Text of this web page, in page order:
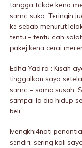
tangga takde kena
sama suka. Teringin
ke sebab menurut
tentu – tentu dah
pakej kena cerai
Edha Yadira : Kisah
tinggalkan saya
sama – sama susah.
sampai la dia hidup
beli.
Mengkhi4nati
sendiri, sering kali